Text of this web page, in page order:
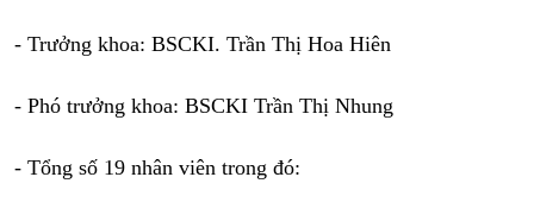
- Trưởng khoa: BSCKI. Trần Thị Hoa Hiên
- Phó trưởng khoa: BSCKI Trần Thị Nhung
- Tổng số 19 nhân viên trong đó: